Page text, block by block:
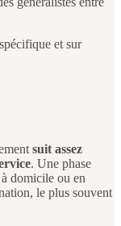
et sur
suit assez
. Une phase
domicile ou en
le plus souvent